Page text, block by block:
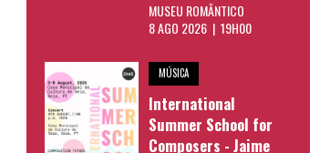
MUSEU ROMÂNTICO
8 AGO 2026 | 19H00
MÚSICA
International
Summer School for
Composers - Jaime